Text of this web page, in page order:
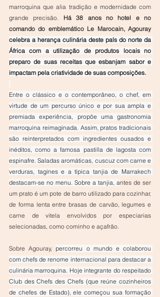
marroquina que alia tradição e modernidade com
grande precisão. Há 38 anos no hotel e no
comando do emblemático Le Marocain, Agouray
celebra a herança culinária deste país do norte da
África com a utilização de produtos locais no
preparo de suas receitas que esbanjam sabor e
impactam pela criatividade de suas composições.
Entre o clássico e o contemporâneo, o chef, em
virtude de um percurso único e por sua ampla e
premiada experiência, propõe uma gastronomia
marroquina reimaginada. Assim, pratos tradicionais
são reinterpretados com ingredientes ousados e
inéditos, como a famosa pastilla de lagosta com
espinafre. Saladas aromáticas, cuscuz com carne e
verduras, tagines e a típica tanjia de Marrakech
destacam-se no menu. Sobre a tanjia, antes de ser
um prato é um pote de barro utilizado para cozinhar,
de forma lenta entre brasas de carvão, legumes e
carne de vitela envolvidos por especiarias
selecionadas, como cominho e açafrão.
Sobre Agouray, percorreu o mundo e colaborou
com chefs de renome internacional para destacar a
culinária marroquina. Hoje integrante do respeitado
Club des Chefs des Chefs (que reúne cozinheiros
de chefes de Estado), ele começou sua formação